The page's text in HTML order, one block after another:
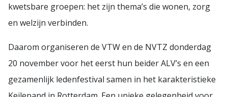
kwetsbare groepen: het zijn thema’s die wonen, zorg
en welzijn verbinden.
Daarom organiseren de VTW en de NVTZ donderdag
20 november voor het eerst hun beider ALV’s en een
gezamenlijk ledenfestival samen in het karakteristieke